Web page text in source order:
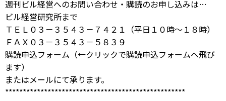
週刊ビル経営へのお問い合わせ・購読のお申し込みは…
ビル経営研究所まで
ＴＥＬ０３－３５４３－７４２１（平日１０時～１８時）
ＦＡＸ０３－３５４３－５８３９
購読申込フォーム （←クリックで購読申込フォームへ飛び
ます）
またはメールにて承ります。
***************************************************